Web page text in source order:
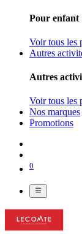
Pour enfant
Voir tous les
Autres
Autres
Voir tous les
Nos marques
Promotions
0